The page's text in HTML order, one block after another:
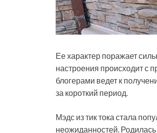
Ее характер поражает
настроения происходит с
блогерами ведет к
за короткий период.
Мэдс из тик тока стала
неожиданностей.